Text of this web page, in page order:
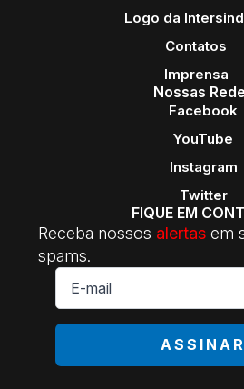
Logo da
Contatos
Imprensa
Nossas
Facebook
YouTube
Instagram
Twitter
FIQUE EM
Receba nossos alertas em
spams.
E-
mail
*
ASSINAR